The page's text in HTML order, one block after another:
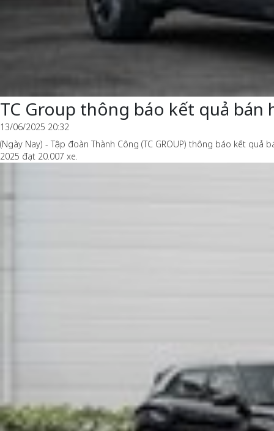
TC Group thông báo kết quả
13/06/2025 20:32
(Ngày Nay) - Tập đoàn Thành Công (TC GROUP) thông báo kết
2025 đạt 20.007 xe.